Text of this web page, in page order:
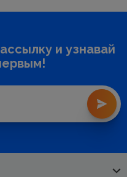
и узнавай